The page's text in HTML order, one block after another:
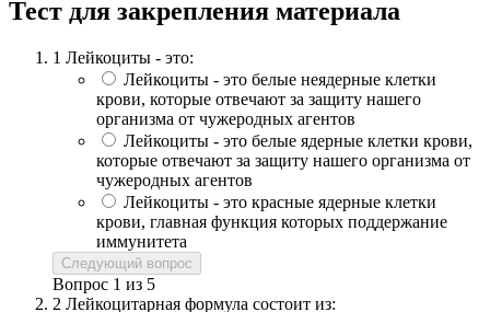
Тест для закрепления материала
1 Лейкоциты - это:
Лейкоциты - это белые неядерные клетки
крови, которые отвечают за защиту нашего
организма от чужеродных агентов
Лейкоциты - это белые ядерные клетки крови,
которые отвечают за защиту нашего организма от
чужеродных агентов
Лейкоциты - это красные ядерные клетки
крови, главная функция которых поддержание
иммунитета
Следующий вопрос
Вопрос 1 из 5
2 Лейкоцитарная формула состоит из: